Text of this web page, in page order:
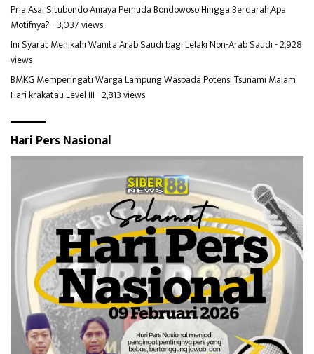
Pria Asal Situbondo Aniaya Pemuda Bondowoso Hingga Berdarah,Apa
Motifnya?- 3,037 views
Ini Syarat Menikahi Wanita Arab Saudi bagi Lelaki Non-Arab Saudi- 2,928
views
BMKG Memperingati Warga Lampung Waspada Potensi Tsunami Malam
Hari krakatau Level III- 2,813 views
Hari Pers Nasional